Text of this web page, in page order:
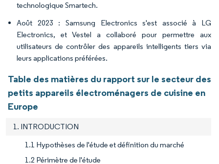
technologique Smartech.
Août 2023 : Samsung Electronics s'est associé à LG
Electronics, et Vestel a collaboré pour permettre aux
utilisateurs de contrôler des appareils intelligents tiers via
leurs applications préférées.
Table des matières du rapport sur le secteur des
petits appareils électroménagers de cuisine en
Europe
1. INTRODUCTION
1.1 Hypothèses de l'étude et définition du marché
1.2 Périmètre de l'étude